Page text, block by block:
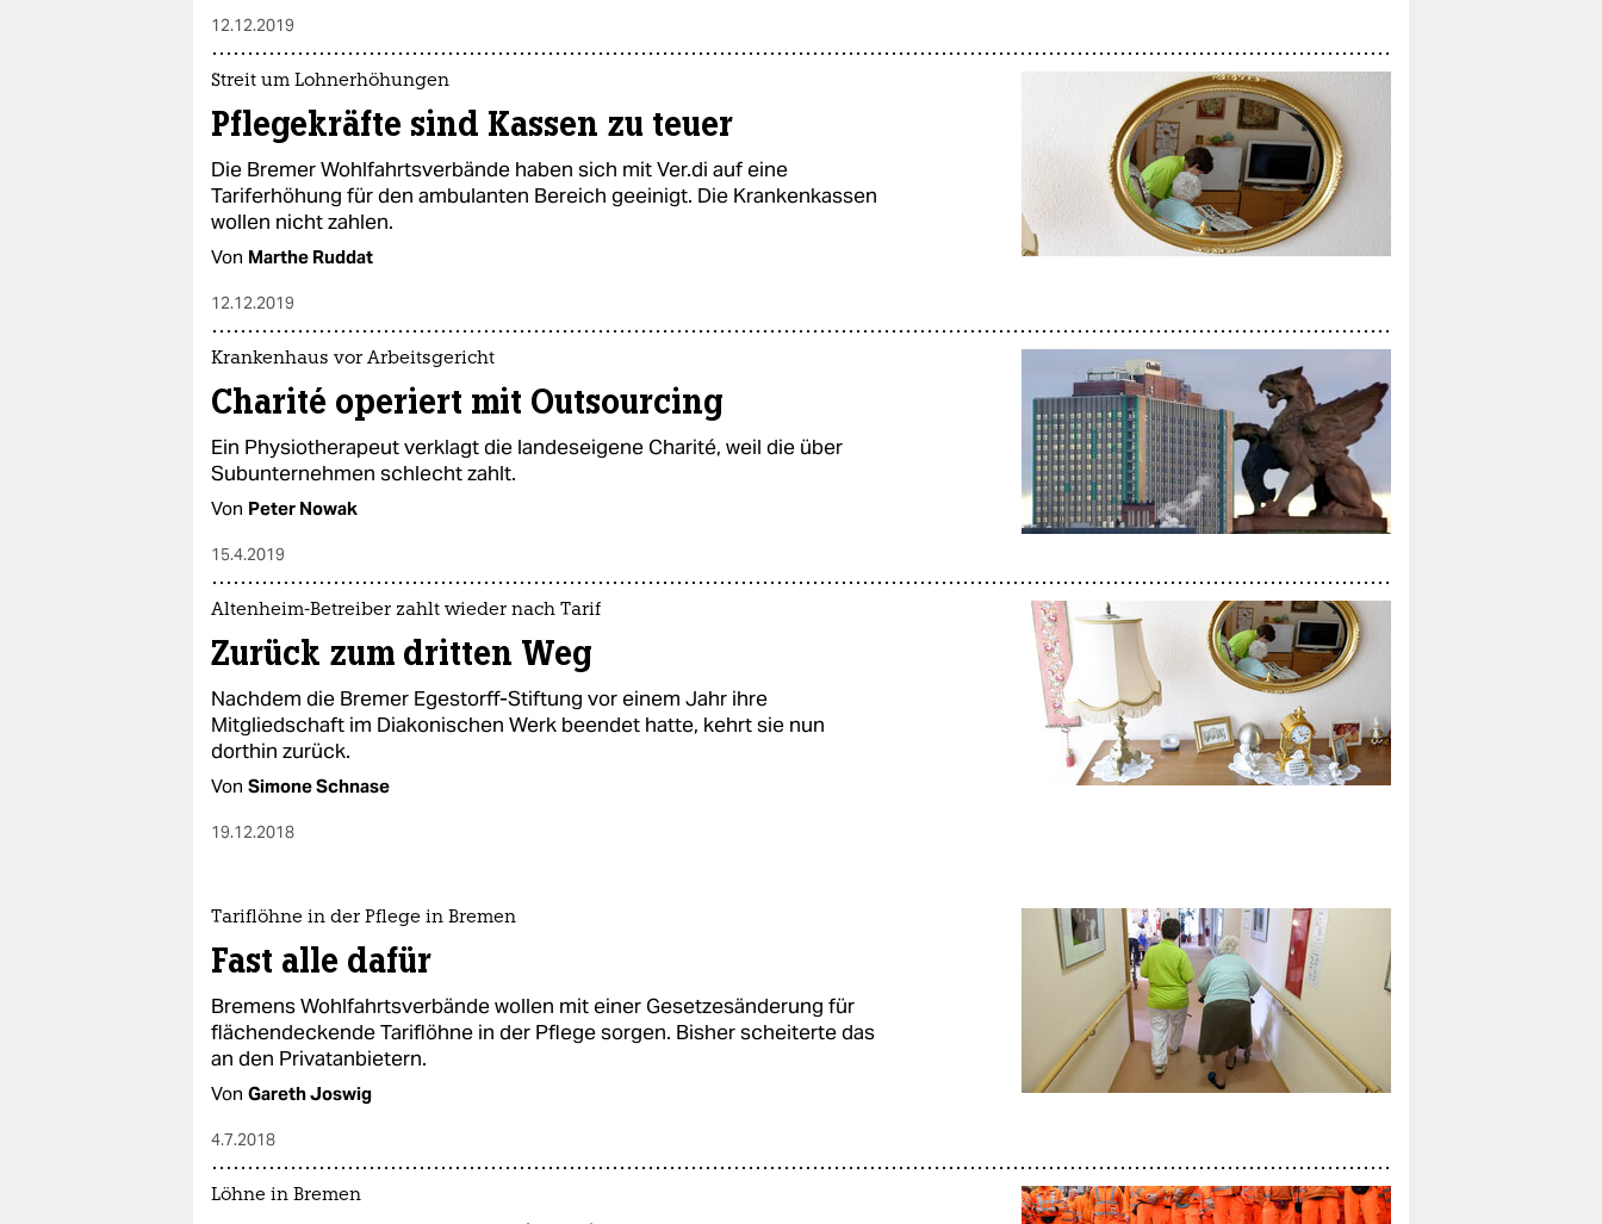
12.12.2019
Streit um Lohnerhöhungen
Pflegekräfte sind Kassen zu teuer
Die Bremer Wohlfahrtsverbände haben sich mit Ver.di auf eine
Tariferhöhung für den ambulanten Bereich geeinigt. Die Krankenkassen
wollen nicht zahlen.
Von Marthe Ruddat
12.12.2019
Krankenhaus vor Arbeitsgericht
Charité operiert mit Outsourcing
Ein Physiotherapeut verklagt die landeseigene Charité, weil die über
Subunternehmen schlecht zahlt.
Von Peter Nowak
15.4.2019
Altenheim-Betreiber zahlt wieder nach Tarif
Zurück zum dritten Weg
Nachdem die Bremer Egestorff-Stiftung vor einem Jahr ihre
Mitgliedschaft im Diakonischen Werk beendet hatte, kehrt sie nun
dorthin zurück.
Von Simone Schnase
19.12.2018
Tariflöhne in der Pflege in Bremen
Fast alle dafür
Bremens Wohlfahrtsverbände wollen mit einer Gesetzesänderung für
flächendeckende Tariflöhne in der Pflege sorgen. Bisher scheiterte das
an den Privatanbietern.
Von Gareth Joswig
4.7.2018
Löhne in Bremen